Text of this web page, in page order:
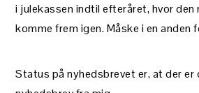
i julekassen indtil efteråret, hvor den
komme frem igen. Måske i en anden
Status på nyhedsbrevet er, at der